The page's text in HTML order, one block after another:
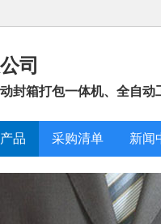
司
封箱打包一体机、全自动
品 采购清单 新闻